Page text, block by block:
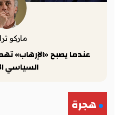
ماركو
عندما يصبح «الإرهاب»
السياسي
هجرة